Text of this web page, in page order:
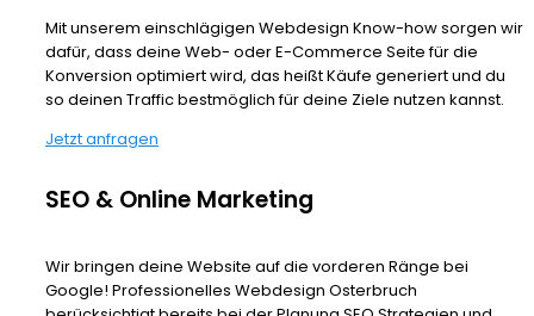
Mit unserem einschlägigen Webdesign Know-how sorgen wir
dafür, dass deine Web- oder E-Commerce Seite für die
Konversion optimiert wird, das heißt Käufe generiert und du
so deinen Traffic bestmöglich für deine Ziele nutzen kannst.
Jetzt anfragen
SEO & Online Marketing
Wir bringen deine Website auf die vorderen Ränge bei
Google! Professionelles Webdesign Osterbruch